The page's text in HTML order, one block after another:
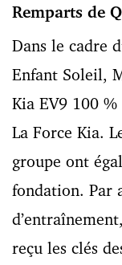
Remparts de
Dans le cadre
Enfant Soleil,
Kia EV9 100
La Force Kia.
groupe ont
fondation. Par
reçu les clés